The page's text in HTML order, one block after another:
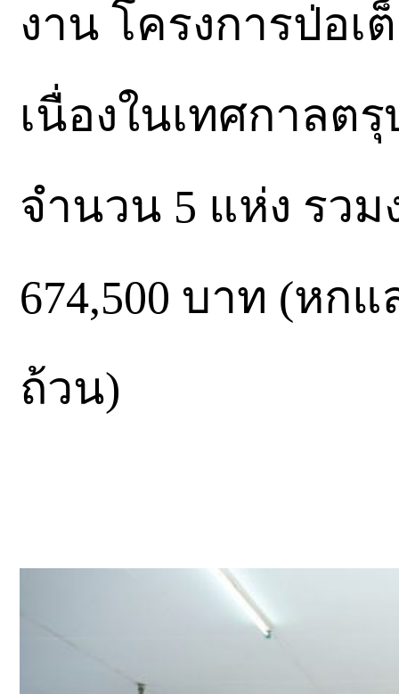
งาน โครงการป่อเ
เนื่องในเทศกาลต
จำนวน 5 แห่ง รว
674,500 บาท (หก
ถ้วน)